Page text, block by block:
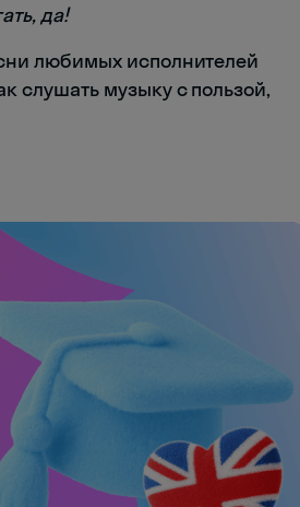
да!
любимых исполнителей
слушать музыку с пользой,